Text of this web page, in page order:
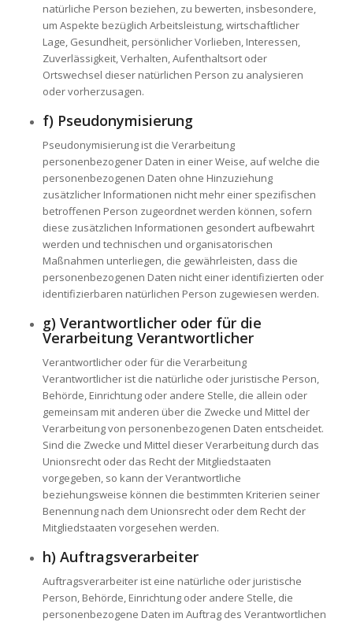
natürliche Person beziehen, zu bewerten, insbesondere,
um Aspekte bezüglich Arbeitsleistung, wirtschaftlicher
Lage, Gesundheit, persönlicher Vorlieben, Interessen,
Zuverlässigkeit, Verhalten, Aufenthaltsort oder
Ortswechsel dieser natürlichen Person zu analysieren
oder vorherzusagen.
f) Pseudonymisierung
Pseudonymisierung ist die Verarbeitung
personenbezogener Daten in einer Weise, auf welche die
personenbezogenen Daten ohne Hinzuziehung
zusätzlicher Informationen nicht mehr einer spezifischen
betroffenen Person zugeordnet werden können, sofern
diese zusätzlichen Informationen gesondert aufbewahrt
werden und technischen und organisatorischen
Maßnahmen unterliegen, die gewährleisten, dass die
personenbezogenen Daten nicht einer identifizierten oder
identifizierbaren natürlichen Person zugewiesen werden.
g) Verantwortlicher oder für die
Verarbeitung Verantwortlicher
Verantwortlicher oder für die Verarbeitung
Verantwortlicher ist die natürliche oder juristische Person,
Behörde, Einrichtung oder andere Stelle, die allein oder
gemeinsam mit anderen über die Zwecke und Mittel der
Verarbeitung von personenbezogenen Daten entscheidet.
Sind die Zwecke und Mittel dieser Verarbeitung durch das
Unionsrecht oder das Recht der Mitgliedstaaten
vorgegeben, so kann der Verantwortliche
beziehungsweise können die bestimmten Kriterien seiner
Benennung nach dem Unionsrecht oder dem Recht der
Mitgliedstaaten vorgesehen werden.
h) Auftragsverarbeiter
Auftragsverarbeiter ist eine natürliche oder juristische
Person, Behörde, Einrichtung oder andere Stelle, die
personenbezogene Daten im Auftrag des Verantwortlichen